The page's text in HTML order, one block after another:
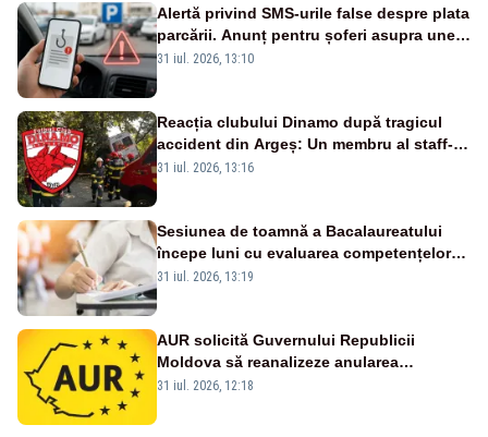
Alertă privind SMS-urile false despre plata
parcării. Anunț pentru șoferi asupra unei
noi metode de fraudă online
31 iul. 2026, 13:10
Reacția clubului Dinamo după tragicul
accident din Argeș: Un membru al staff-
ului medical a murit, antrenorul Adrian
31 iul. 2026, 13:16
Sesiunea de toamnă a Bacalaureatului
începe luni cu evaluarea competențelor
orale la Limba română
31 iul. 2026, 13:19
AUR solicită Guvernului Republicii
Moldova să reanalizeze anularea
concertului de Ziua Limbii Române
31 iul. 2026, 12:18